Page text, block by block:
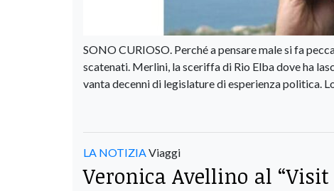
SONO CURIOSO. Perché a pensare male si fa
scatenati. Merlini, la sceriffa di Rio Elba dove ha
vanta decenni di legislature di esperienza politica.
LA NOTIZIA Viaggi
Veronica Avellino al